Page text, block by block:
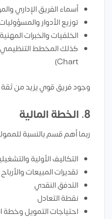
أسماء الفريق الإداري
توزيع الأدوار
الخلفيات والخبرات
Chart)
وجود فريق قوي يزيد من
8. الخطة المالية
ربما أهم قسم بالنسبة
التكاليف الأولية
تقديرات المبيعات
التدفق النقدي
نقطة التعادل
احتياجات التمويل وخطة